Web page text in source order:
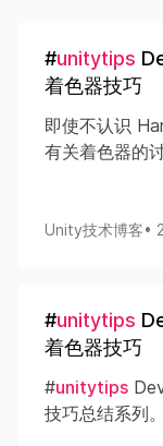
#unitytips
着色器技巧
即使不认识
有关着色器的
Unity技术博客•
#unitytips
着色器技巧
#unitytips
技巧总结系列